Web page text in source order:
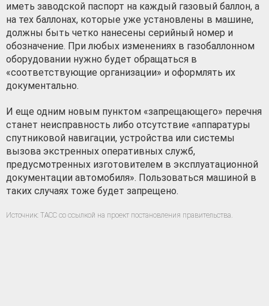
иметь заводской паспорт на каждый газовый баллон, а
на тех баллонах, которые уже установлены в машине,
должны быть четко нанесены серийный номер и
обозначение. При любых изменениях в газобаллонном
оборудовании нужно будет обращаться в
«соответствующие организации» и оформлять их
документально.
И еще одним новым пунктом «запрещающего» перечня
станет неисправность либо отсутствие «аппаратуры
спутниковой навигации, устройства или системы
вызова экстренных оперативных служб,
предусмотренных изготовителем в эксплуатационной
документации автомобиля». Пользоваться машиной в
таких случаях тоже будет запрещено.
Источник: ТАСС со ссылкой на проект постановления правительства.